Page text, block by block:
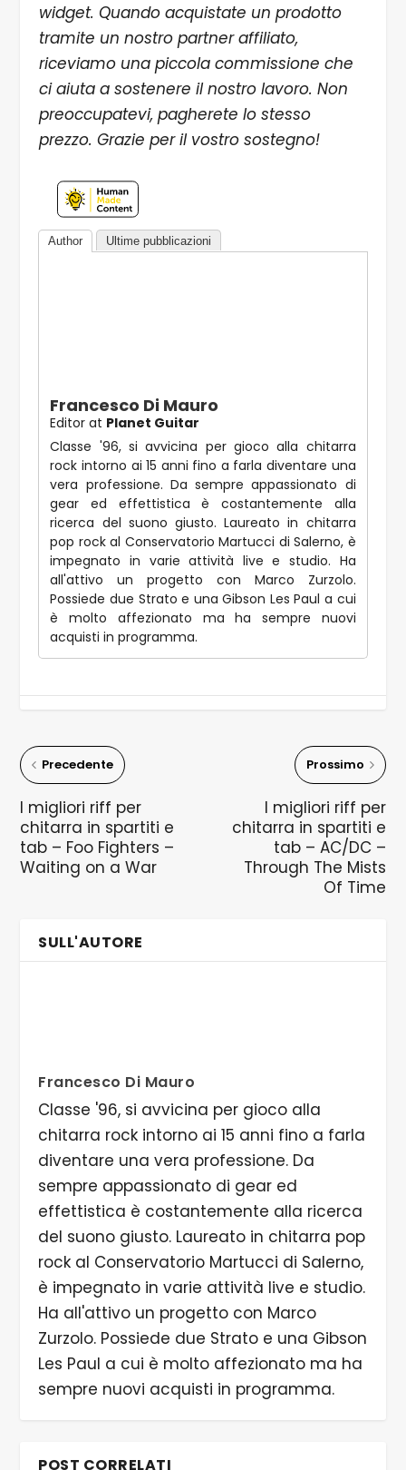
widget. Quando acquistate un prodotto
tramite un nostro partner affiliato,
riceviamo una piccola commissione che
ci aiuta a sostenere il nostro lavoro. Non
preoccupatevi, pagherete lo stesso
prezzo. Grazie per il vostro sostegno!
Author Ultime pubblicazioni
Francesco Di Mauro
Editor at Planet Guitar
Classe '96, si avvicina per gioco alla chitarra
rock intorno ai 15 anni fino a farla diventare una
vera professione. Da sempre appassionato di
gear ed effettistica è costantemente alla
ricerca del suono giusto. Laureato in chitarra
pop rock al Conservatorio Martucci di Salerno, è
impegnato in varie attività live e studio. Ha
all'attivo un progetto con Marco Zurzolo.
Possiede due Strato e una Gibson Les Paul a cui
è molto affezionato ma ha sempre nuovi
acquisti in programma.
Precedente
I migliori riff per
chitarra in spartiti e
tab – Foo Fighters –
Waiting on a War
Prossimo
I migliori riff per
chitarra in spartiti e
tab – AC/DC –
Through The Mists
Of Time
SULL'AUTORE
Francesco Di Mauro
Classe '96, si avvicina per gioco alla
chitarra rock intorno ai 15 anni fino a farla
diventare una vera professione. Da
sempre appassionato di gear ed
effettistica è costantemente alla ricerca
del suono giusto. Laureato in chitarra pop
rock al Conservatorio Martucci di Salerno,
è impegnato in varie attività live e studio.
Ha all'attivo un progetto con Marco
Zurzolo. Possiede due Strato e una Gibson
Les Paul a cui è molto affezionato ma ha
sempre nuovi acquisti in programma.
POST CORRELATI